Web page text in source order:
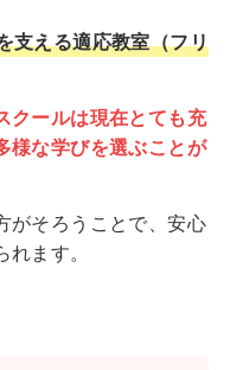
支える適応教室（フリ
クールは現在とても充
様な学びを選ぶことが
がそろうことで、安心
ます。